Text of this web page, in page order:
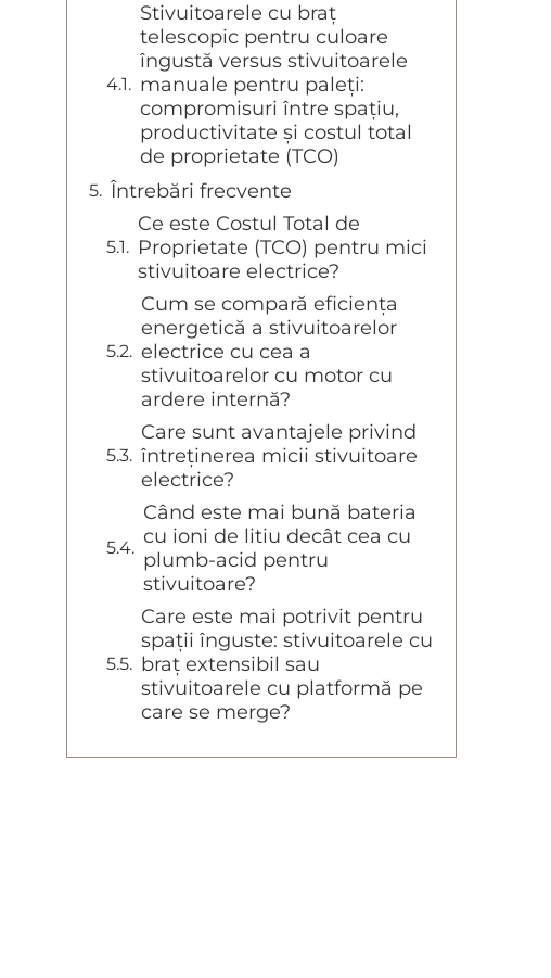
Stivuitoarele cu braț
telescopic pentru culoare
îngustă versus stivuitoarele
manuale pentru paleți:
compromisuri între spațiu,
productivitate și costul total
de proprietate (TCO)
Întrebări frecvente
Ce este Costul Total de
Proprietate (TCO) pentru mici
stivuitoare electrice?
Cum se compară eficiența
energetică a stivuitoarelor
electrice cu cea a
stivuitoarelor cu motor cu
ardere internă?
Care sunt avantajele privind
întreținerea micii stivuitoare
electrice?
Când este mai bună bateria
cu ioni de litiu decât cea cu
plumb-acid pentru
stivuitoare?
Care este mai potrivit pentru
spații înguste: stivuitoarele cu
braț extensibil sau
stivuitoarele cu platformă pe
care se merge?